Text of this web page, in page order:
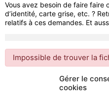
Gérer le
cookies
Vous avez besoin de faire faire
d’identité, carte grise, etc. ?
relatifs à ces demandes. Et
Impossible de trouver la
Mairie de Valdrôme | 14 rue